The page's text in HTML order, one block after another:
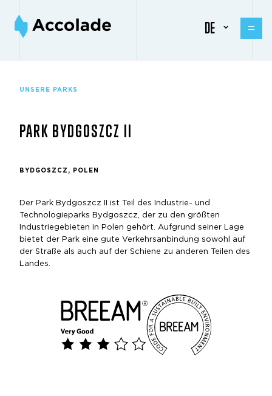
DE
UNSERE PARKS
PARK BYDGOSZCZ II
BYDGOSZCZ, POLEN
Der Park Bydgoszcz II ist Teil des Industrie- und
Technologieparks Bydgoszcz, der zu den größten
Industriegebieten in Polen gehört. Aufgrund seiner Lage
bietet der Park eine gute Verkehrsanbindung sowohl auf
der Straße als auch auf der Schiene zu anderen Teilen des
Landes.